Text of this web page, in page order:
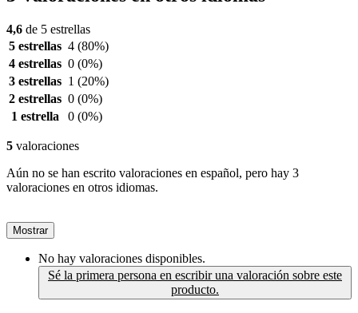
4,6 de 5 estrellas
5 estrellas 4 (80%)
4 estrellas 0 (0%)
3 estrellas 1 (20%)
2 estrellas 0 (0%)
1 estrella
0 (0%)
5 valoraciones
Aún no se han escrito valoraciones en español, pero hay 3
valoraciones en otros idiomas.
Mostrar
No hay valoraciones disponibles.
Sé la primera persona en escribir una valoración sobre este
producto.